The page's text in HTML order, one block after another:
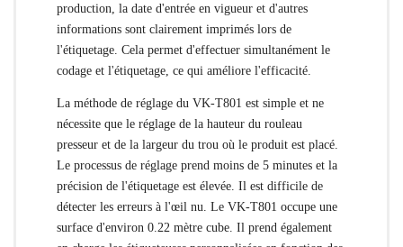
production, la date d'entrée en vigueur et d'autres
informations sont clairement imprimés lors de
l'étiquetage. Cela permet d'effectuer simultanément le
codage et l'étiquetage, ce qui améliore l'efficacité.
La méthode de réglage du VK-T801 est simple et ne
nécessite que le réglage de la hauteur du rouleau
presseur et de la largeur du trou où le produit est placé.
Le processus de réglage prend moins de 5 minutes et la
précision de l'étiquetage est élevée. Il est difficile de
détecter les erreurs à l'œil nu. Le VK-T801 occupe une
surface d'environ 0.22 mètre cube. Il prend également